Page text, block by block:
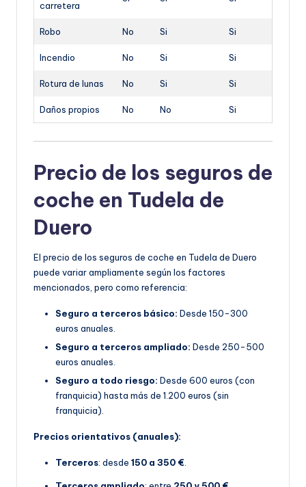
carretera
Robo No Si Si
Incendio No Si Si
Rotura de lunas No Si Si
Daños propios No No Si
Precio de los seguros de
coche en Tudela de
Duero
El precio de los seguros de coche en Tudela de Duero
puede variar ampliamente según los factores
mencionados, pero como referencia:
Seguro a terceros básico: Desde 150-300
euros anuales.
Seguro a terceros ampliado: Desde 250-500
euros anuales.
Seguro a todo riesgo: Desde 600 euros (con
franquicia) hasta más de 1.200 euros (sin
franquicia).
Precios orientativos (anuales):
Terceros: desde 150 a 350 €